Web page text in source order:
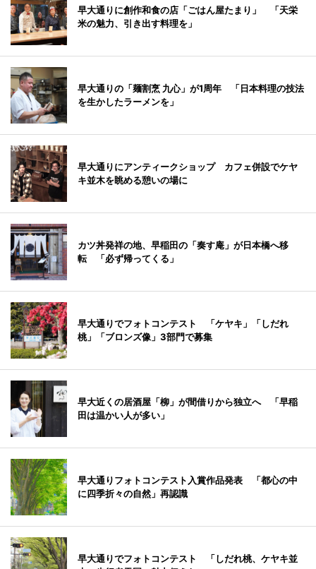
早大通りに創作和食の店「ごはん屋たまり」 「天栄
米の魅力、引き出す料理を」
早大通りの「麺割烹 九心」が1周年 「日本料理の技法
を生かしたラーメンを」
早大通りにアンティークショップ カフェ併設でケヤ
キ並木を眺める憩いの場に
カツ丼発祥の地、早稲田の「奏す庵」が日本橋へ移
転 「必ず帰ってくる」
早大通りでフォトコンテスト 「ケヤキ」「しだれ
桃」「ブロンズ像」3部門で募集
早大近くの居酒屋「柳」が間借りから独立へ 「早稲
田は温かい人が多い」
早大通りフォトコンテスト入賞作品発表 「都心の中
に四季折々の自然」再認識
早大通りでフォトコンテスト 「しだれ桃、ケヤキ並